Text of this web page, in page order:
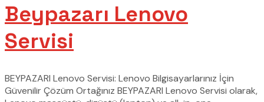
Beypazarı Lenovo
Servisi
BEYPAZARI Lenovo Servisi: Lenovo Bilgisayarlarınız İçin
Güvenilir Çözüm Ortağınız BEYPAZARI Lenovo Servisi olarak,